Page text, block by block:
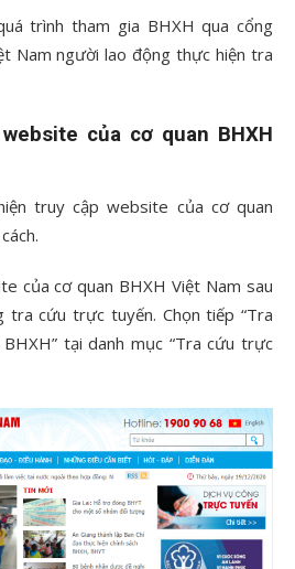
trình tham gia BHXH qua cổng
Nam người lao động thực hiện tra
của cơ quan BHXH
truy cập website của cơ quan
của cơ quan BHXH Việt Nam sau
tra cứu trực tuyến. Chọn tiếp “Tra
tại danh mục “Tra cứu trực